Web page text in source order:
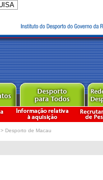
> Desporto de Macau